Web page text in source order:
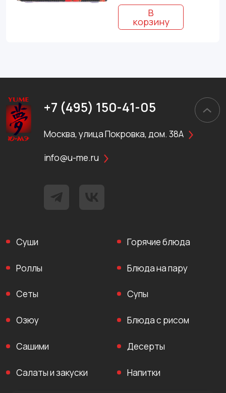
В
корзину
+7 (495) 150-41-05
Москва, улица Покровка, дом. 38А
info@u-me.ru
Суши
Роллы
Сеты
Озюу
Сашими
Салаты и закуски
Горячие блюда
Блюда на пару
Супы
Блюда с рисом
Десерты
Напитки